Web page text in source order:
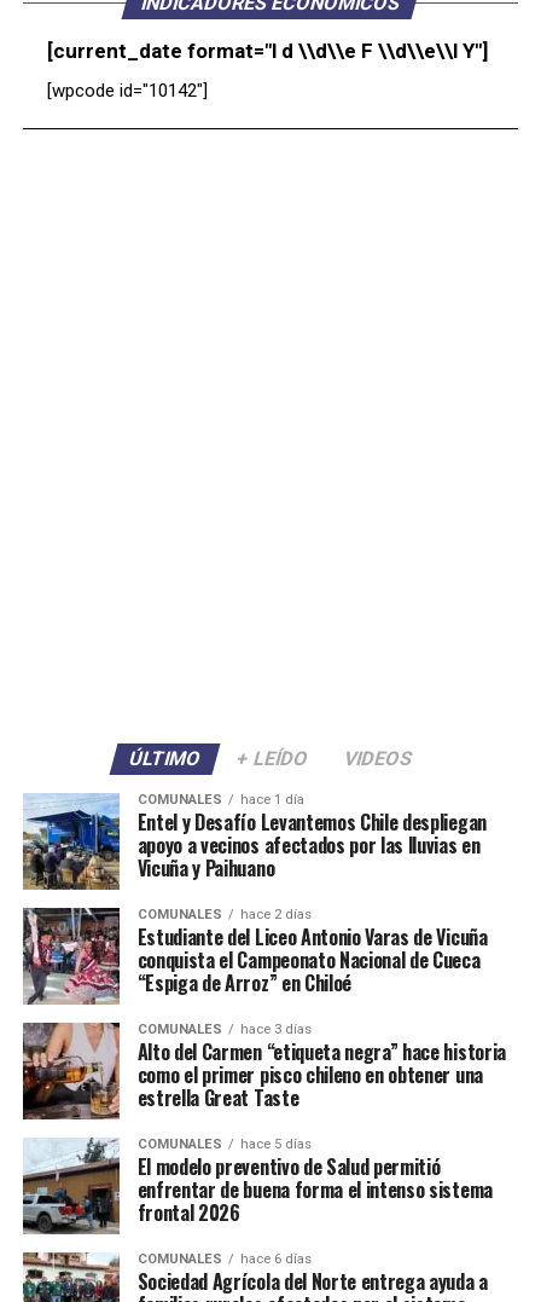
[current_date format="l d \\d\\e F \\d\\e\\l Y"]
[wpcode id="10142"]
ÚLTIMO + LEÍDO VIDEOS
COMUNALES hace 1 día
Entel y Desafío Levantemos Chile despliegan
apoyo a vecinos afectados por las lluvias en
Vicuña y Paihuano
COMUNALES hace 2 días
Estudiante del Liceo Antonio Varas de Vicuña
conquista el Campeonato Nacional de Cueca
“Espiga de Arroz” en Chiloé
COMUNALES hace 3 días
Alto del Carmen “etiqueta negra” hace historia
como el primer pisco chileno en obtener una
estrella Great Taste
COMUNALES hace 5 días
El modelo preventivo de Salud permitió
enfrentar de buena forma el intenso sistema
frontal 2026
COMUNALES hace 6 días
Sociedad Agrícola del Norte entrega ayuda a